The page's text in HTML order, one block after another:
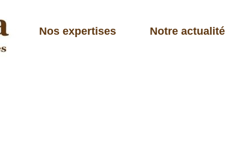
Nos expertises Notre actualité